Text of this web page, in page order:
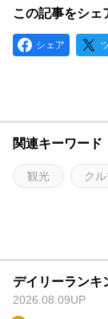
この記事をシェ
シェア
関連キーワード
観光 ク
デイリーランキ
2026.08.09UP